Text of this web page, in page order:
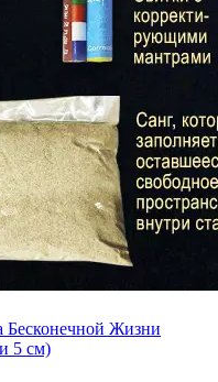
Бесконечной Жизни
5 см)